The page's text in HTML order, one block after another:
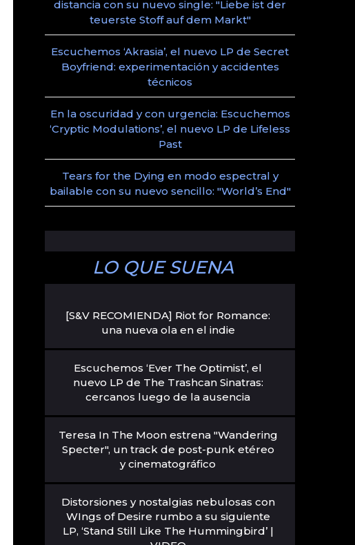
distancia con su nuevo single: "Liebe ist der
teuerste Stoff auf dem Markt"
Escuchemos ‘Akrasia’, el nuevo LP de Secret
Boyfriend: experimentación y accidentes
técnicos
En la oscuridad y con urgencia: Escuchemos
‘Cryptic Modulations’, el nuevo LP de Lifeless
Past
Tears for the Dying en modo espectral y
bailable con su nuevo sencillo: "World’s End"
LO QUE SUENA
[S&V RECOMIENDA] Riot for Romance:
una nueva ola en el indie
Escuchemos ‘Ever The Optimist’, el
nuevo LP de The Trashcan Sinatras:
cercanos luego de la ausencia
Teresa In The Moon estrena "Wandering
Specter", un track de post-punk etéreo
y cinematográfico
Distorsiones y nostalgias nebulosas con
WIngs of Desire rumbo a su siguiente
LP, ‘Stand Still Like The Hummingbird’ |